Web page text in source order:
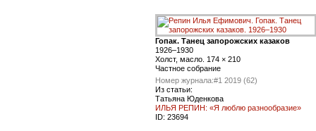
Гопак. Танец запорожских казаков
1926–1930
Холст, масло. 174 × 210
Частное собрание
Номер журнала:#1 2019 (62)
Из статьи:
Татьяна Юденкова
ИЛЬЯ РЕПИН: «Я люблю разнообразие»
ID: 23694